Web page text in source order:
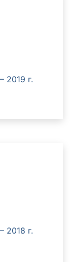
2019 г.
2018 г.